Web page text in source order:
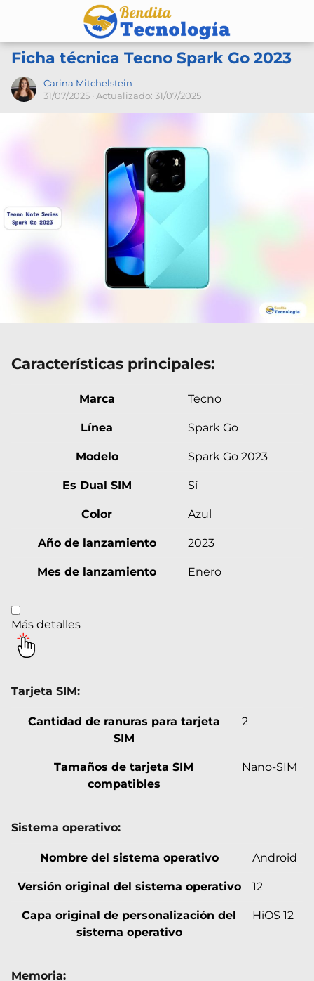
Ficha técnica Tecno Spark Go 2023
Carina Mitchelstein
31/07/2025 · Actualizado: 31/07/2025
Características principales:
Marca Tecno
Línea Spark Go
Modelo Spark Go 2023
Es Dual SIM Sí
Color Azul
Año de lanzamiento 2023
Mes de lanzamiento Enero
Más detalles
Tarjeta SIM:
Cantidad de ranuras para tarjeta
SIM
2
Tamaños de tarjeta SIM
compatibles
Nano-SIM
Sistema operativo:
Nombre del sistema operativo Android
Versión original del sistema operativo 12
Capa original de personalización del
sistema operativo
HiOS 12
Memoria: